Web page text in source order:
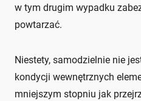
w tym drugim wypadku
powtarzać.
Niestety, samodzielnie nie
kondycji wewnętrznych
mniejszym stopniu jak